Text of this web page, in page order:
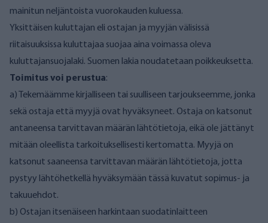
mainitun neljäntoista vuorokauden kuluessa.
Yksittäisen kuluttajan eli ostajan ja myyjän välisissä
riitaisuuksissa kuluttajaa suojaa aina voimassa oleva
kuluttajansuojalaki. Suomen lakia noudatetaan poikkeuksetta.
Toimitus voi perustua:
a) Tekemäämme kirjalliseen tai suulliseen tarjoukseemme, jonka
sekä ostaja että myyjä ovat hyväksyneet. Ostaja on katsonut
antaneensa tarvittavan määrän lähtötietoja, eikä ole jättänyt
mitään oleellista tarkoituksellisesti kertomatta. Myyjä on
katsonut saaneensa tarvittavan määrän lähtötietoja, jotta
pystyy lähtöhetkellä hyväksymään tässä kuvatut sopimus- ja
takuuehdot.
b) Ostajan itsenäiseen harkintaan suodatinlaitteen